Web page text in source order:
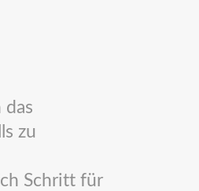
das
zu
Schritt für